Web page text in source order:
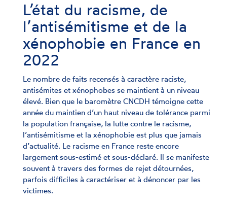
L’état du racisme, de
l’antisémitisme et de la
xénophobie en France en
2022
Le nombre de faits recensés à caractère raciste,
antisémites et xénophobes se maintient à un niveau
élevé. Bien que le baromètre CNCDH témoigne cette
année du maintien d’un haut niveau de tolérance parmi
la population française, la lutte contre le racisme,
l’antisémitisme et la xénophobie est plus que jamais
d’actualité. Le racisme en France reste encore
largement sous-estimé et sous-déclaré. Il se manifeste
souvent à travers des formes de rejet détournées,
parfois difficiles à caractériser et à dénoncer par les
victimes.